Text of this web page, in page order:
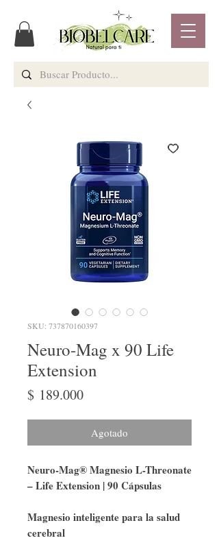
SKU: 737870160397
Neuro-Mag x 90 Life
Extension
$ 189.000Precio
Agotado
Neuro-Mag® Magnesio L-Threonate
– Life Extension | 90 Cápsulas
Magnesio inteligente para la salud
cerebral